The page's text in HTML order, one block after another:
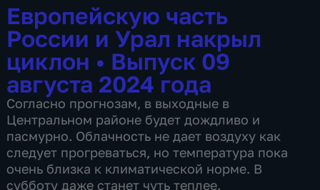
Европейскую часть
России и Урал накрыл
циклон • Выпуск 09
августа 2024 года
Согласно прогнозам, в выходные в
Центральном районе будет дождливо и
пасмурно. Облачность не дает воздуху как
следует прогреваться, но температура пока
очень близка к климатической норме. В
субботу даже станет чуть теплее.